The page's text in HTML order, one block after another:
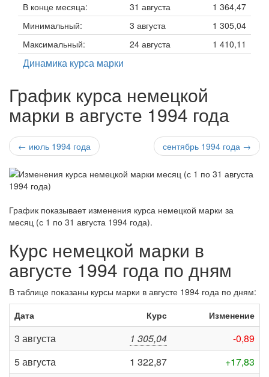
В конце месяца:
31 августа
1 364,47
Минимальный:
3 августа
1 305,04
Максимальный:
24 августа 1 410,11
Динамика курса марки
График курса немецкой
марки в августе 1994 года
← июль 1994 года сентябрь 1994 года →
График показывает изменения курса немецкой марки за
месяц (с 1 по 31 августа 1994 года).
Курс немецкой марки в
августе 1994 года по дням
В таблице показаны курсы марки в августе 1994 года по дням:
Дата
Курс Изменение
3 августа 1 305,04
-0,89
5 августа
1 322,87
+17,83